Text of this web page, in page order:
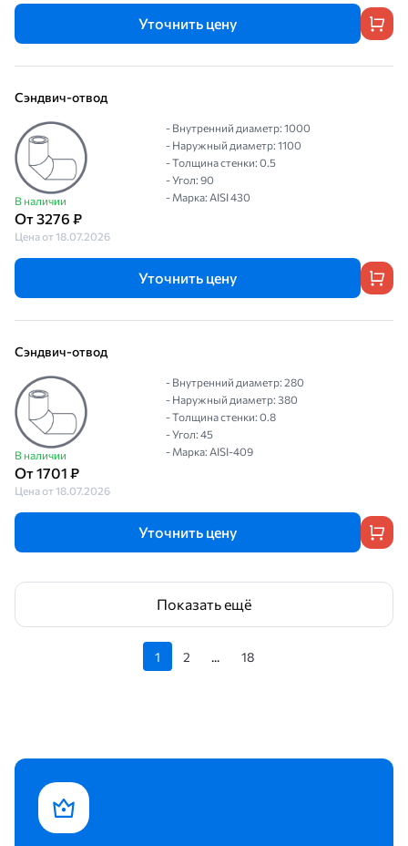
Уточнить цену
Сэндвич-отвод
В наличии
От 3276 ₽
Цена от 18.07.2026
- Внутренний диаметр: 1000
- Наружный диаметр: 1100
- Толщина стенки: 0.5
- Угол: 90
- Марка: AISI 430
Уточнить цену
Сэндвич-отвод
В наличии
От 1701 ₽
Цена от 18.07.2026
- Внутренний диаметр: 280
- Наружный диаметр: 380
- Толщина стенки: 0.8
- Угол: 45
- Марка: AISI-409
Уточнить цену
Показать ещё
1 2 ... 18